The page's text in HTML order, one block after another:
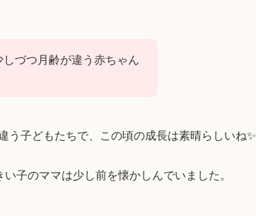
づつ月齢が違う赤ちゃん
子どもたちで、この頃の成長は素晴らしいね✨
子のママは少し前を懐かしんでいました。